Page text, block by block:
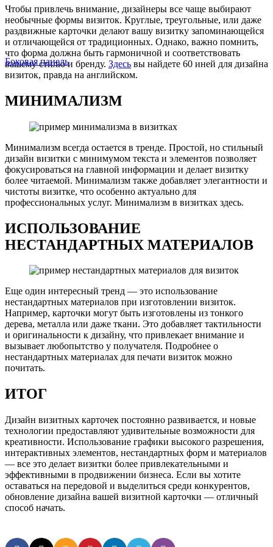
Чтобы привлечь внимание, дизайнеры все чаще выбирают
необычные формы визиток. Круглые, треугольные, или даже
раздвижные карточки делают вашу визитку запоминающейся
и отличающейся от традиционных. Однако, важно помнить,
что форма должна быть гармоничной и соответствовать
вашему стилю и бренду. Здесь вы найдете 60 иней для дизайна
визиток, правда на английском.
МИНИМАЛИЗМ
Минимализм всегда остается в тренде. Простой, но стильный
дизайн визитки с минимумом текста и элементов позволяет
фокусироваться на главной информации и делает визитку
более читаемой. Минимализм также добавляет элегантности и
чистоты визитке, что особенно актуально для
профессиональных услуг. Минимализм в визитках здесь.
ИСПОЛЬЗОВАНИЕ
НЕСТАНДАРТНЫХ МАТЕРИАЛОВ
Еще один интересный тренд — это использование
нестандартных материалов при изготовлении визиток.
Например, карточки могут быть изготовлены из тонкого
дерева, металла или даже ткани. Это добавляет тактильности
и оригинальности к дизайну, что привлекает внимание и
вызывает любопытство у получателя. Подробнее о
нестандартных материалах для печати визиток можно
почитать.
ИТОГ
Дизайн визитных карточек постоянно развивается, и новые
технологии предоставляют удивительные возможности для
креативности. Использование графики высокого разрешения,
интерактивных элементов, нестандартных форм и материалов
— все это делает визитки более привлекательными и
эффективными в продвижении бизнеса. Если вы хотите
оставаться на передовой и выделиться среди конкурентов,
обновление дизайна вашей визитной карточки — отличный
способ начать.
Боковая панель